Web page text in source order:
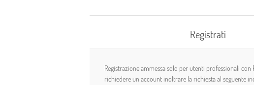
Registrati
Registrazione ammessa solo per utenti professionali con
richiedere un account inoltrare la richiesta al seguente